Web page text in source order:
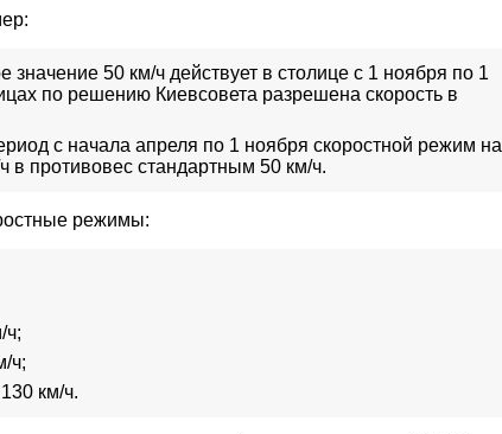
значение 50 км/ч действует в столице с 1 ноября по 1
по решению Киевсовета разрешена скорость в
с начала апреля по 1 ноября скоростной режим на
в противовес стандартным 50 км/ч.
режимы:
ч;
ч;
км/ч.